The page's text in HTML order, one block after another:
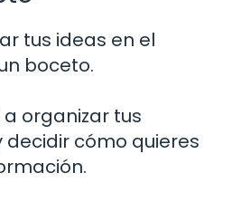
tus ideas en el
boceto.
organizar tus
cómo quieres